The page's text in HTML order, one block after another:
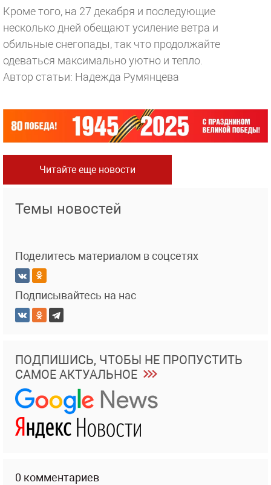
Кроме того, на 27 декабря и последующие
несколько дней обещают усиление ветра и
обильные снегопады, так что продолжайте
одеваться максимально уютно и тепло.
Автор статьи: Надежда Румянцева
Читайте еще новости
Темы новостей
Поделитесь материалом в соцсетях
Подписывайтесь на нас
ПОДПИШИСЬ, ЧТОБЫ НЕ ПРОПУСТИТЬ
САМОЕ АКТУАЛЬНОЕ
0 комментариев